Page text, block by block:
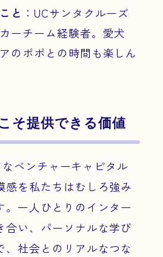
と ：UCサンタクルーズ
ーチーム経験者。愛犬
のポポとの時間も楽しん
そ提供できる価値
ベンチャーキャピタル
感を私たちはむしろ強み
。一人ひとりのインター
合い、パーソナルな学び
、社会とのリアルなつな